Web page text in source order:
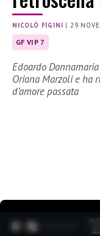
NICOLÒ FIGINI | 29
GF VIP 7
Edoardo
Oriana Marzoli e ha
d’amore passata